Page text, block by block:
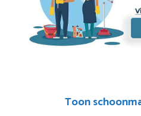
Toon